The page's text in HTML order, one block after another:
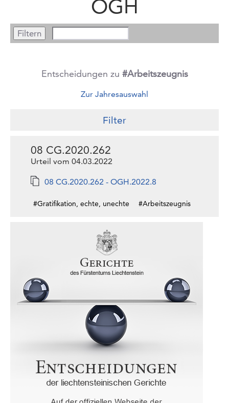
OGH
Entscheidungen zu #Arbeitszeugnis
Zur Jahresauswahl
Filter
08 CG.2020.262
Urteil vom 04.03.2022
08 CG.2020.262 - OGH.2022.8
#Gratifikation, echte, unechte #Arbeitszeugnis